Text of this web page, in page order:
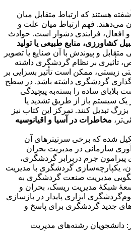
هستند که ارتباط متقابل میان
می‌دهند. فهم ارتباط میان علت و
افعال، فرایندی دشوار است. حوادث
کشاورزی، منابع طبیعی یا تولید
و پیوندش با آن صنایع یا تصویر
تأثیری بر نظام گردشگری داشته
زیستی، ممکن است تأثیر بسزایی بر
گردشگری داشته باشد. در سطح
ساده را بسته‌به پیچیدگی
یک سیستم باز از طریق تشدید یا
تبدیل کنند. تمرکز این کتاب نیز
مخاطرات در آسیا و اقیانوسیه
شده که برخی سرتیترهای آن
سازمانی در مدیریت بحران
جرم دربرابر گردشگری،
یکپارچه‌سازی گردشگری با مدیریت
مدیریت صنعت گردشگری به
شبکۀ مدیریت ریسک، بحران و
ابزاری پایدار در بازسازی
جدید گردشگری برای پاسخ و
دانشجویان رشته‌های مدیریت